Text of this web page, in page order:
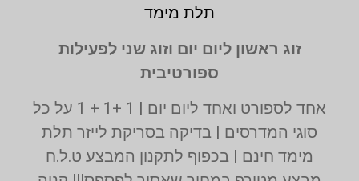
תלת מימד
זוג ראשון ליום יום וזוג שני לפעילות
ספורטיבית
אחד לספורט ואחד ליום יום | 1 +1 + 1 על כל
סוגי המדרסים | בדיקה בסריקת לייזר תלת
מימד חינם | בכפוף לתקנון המבצע ט.ל.ח